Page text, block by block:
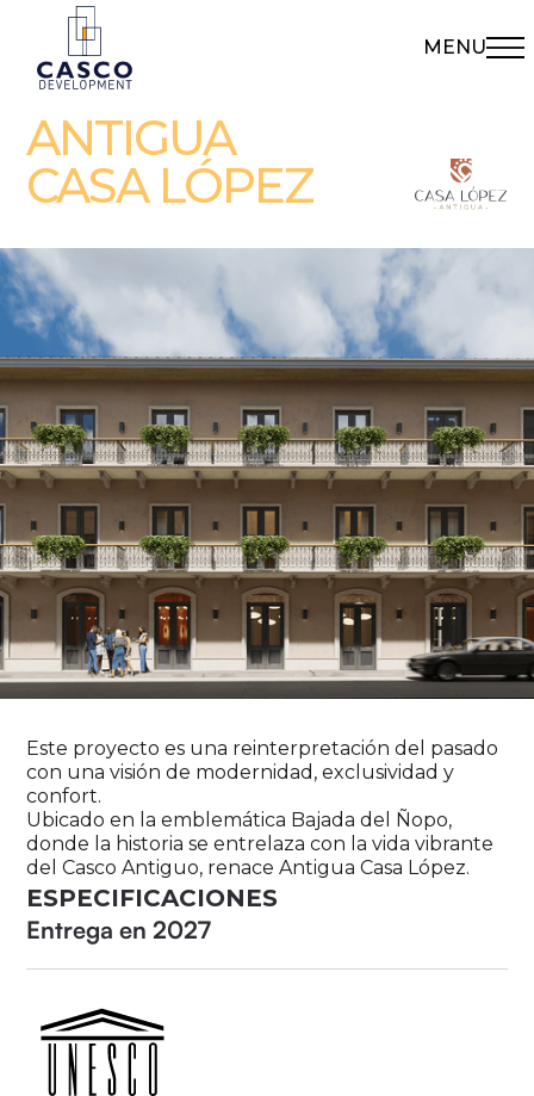
MENU
ANTIGUA
CASA LÓPEZ
Este proyecto es una reinterpretación del pasado
con una visión de modernidad, exclusividad y
confort.
Ubicado en la emblemática Bajada del Ñopo,
donde la historia se entrelaza con la vida vibrante
del Casco Antiguo, renace Antigua Casa López.
ESPECIFICACIONES
Entrega en 2027